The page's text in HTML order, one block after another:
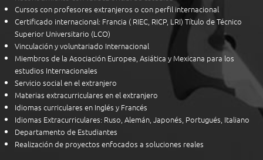
Cursos con profesores extranjeros o con perfil internacional
Certificado internacional: Francia ( RIEC, RICP, LRI) Título de Técnico
Superior Universitario (LCO)
Vinculación y voluntariado Internacional
Miembros de la Asociación Europea, Asiática y Mexicana para los
estudios Internacionales
Servicio social en el extranjero
Materias extracurriculares en el extranjero
Idiomas curriculares en Inglés y Francés
Idiomas Extracurriculares: Ruso, Alemán, Japonés, Portugués, Italiano
Departamento de Estudiantes
Realización de proyectos enfocados a soluciones reales